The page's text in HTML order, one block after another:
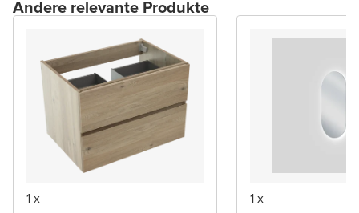
Andere relevante Produkte
1 x
1 x